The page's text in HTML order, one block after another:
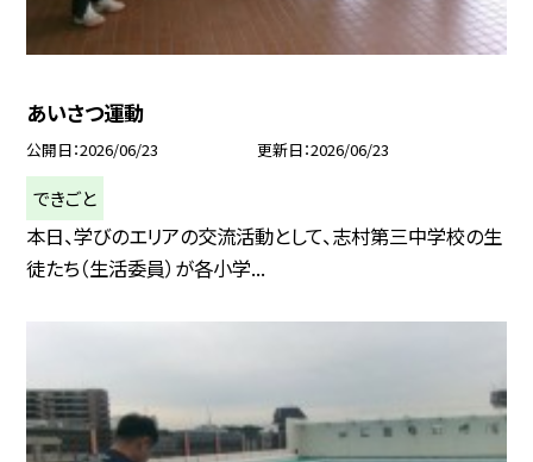
あいさつ運動
公開日 2026/06/23 更新日 2026/06/23
できごと
本日、学びのエリアの交流活動として、志村第三中学校の生
徒たち（生活委員）が各小学...